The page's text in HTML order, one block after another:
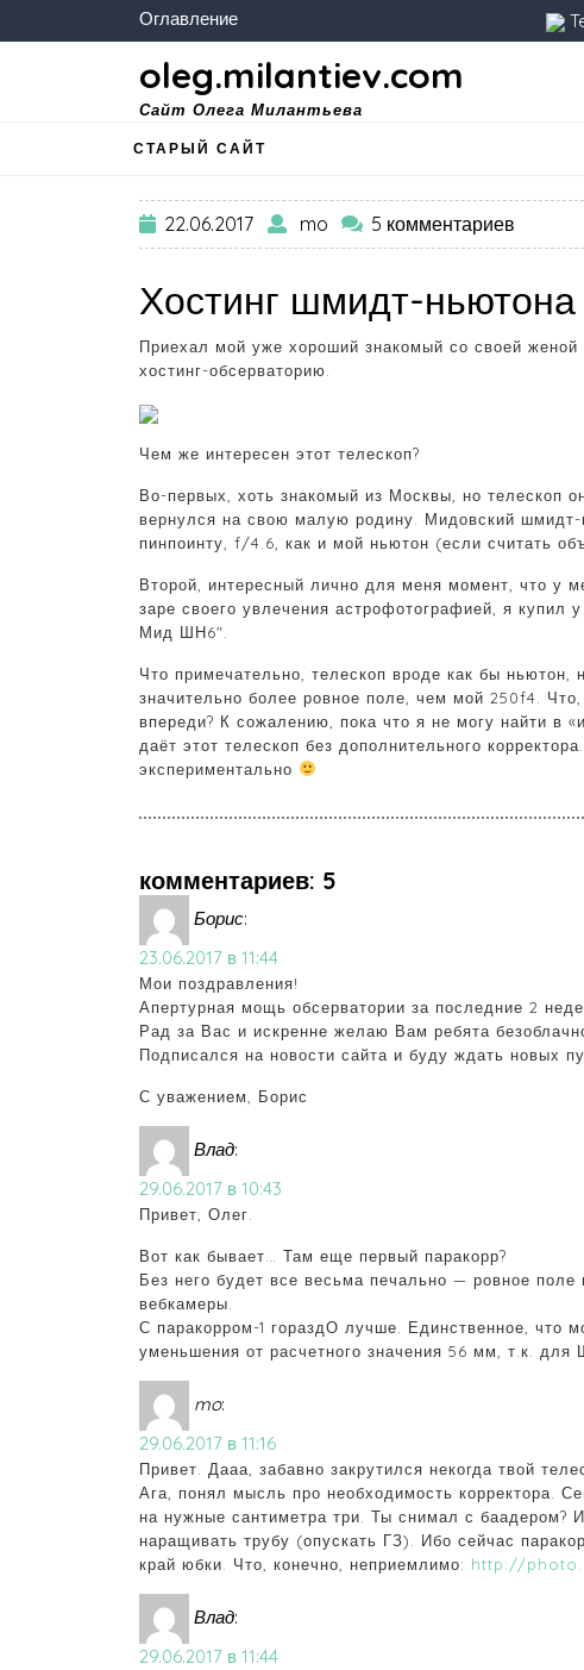
Оглавление
oleg.milantiev.com
Сайт Олега Милантьева
СТАРЫЙ САЙТ
22.06.2017 mo 5 комментариев
Хостинг шмидт-ньютона
Приехал мой уже хороший знакомый со своей
хостинг-обсерваторию.
Чем же интересен этот телескоп?
Во-первых, хоть знакомый из Москвы, но телескоп
вернулся на свою малую родину. Мидовский шмидт-
пинпоинту, f/4.6, как и мой ньютон (если считать
Второй, интересный лично для меня момент, что у
заре своего увлечения астрофотографией, я купил
Мид ШН6″.
Что примечательно, телескоп вроде как бы ньютон,
значительно более ровное поле, чем мой 250f4.
впереди? К сожалению, пока что я не могу найти в
даёт этот телескоп без дополнительного
экспериментально
комментариев: 5
Борис:
23.06.2017 в 11:44
Мои поздравления!
Апертурная мощь обсерватории за последние 2
Рад за Вас и искренне желаю Вам ребята
Подписался на новости сайта и буду ждать новых
С уважением, Борис
Влад:
29.06.2017 в 10:43
Привет, Олег.
Вот как бывает… Там еще первый паракорр?
Без него будет все весьма печально — ровное
вебкамеры.
С паракорром-1 гораздО лучше. Единственное, что
уменьшения от расчетного значения 56 мм, т.к. для
mo:
29.06.2017 в 11:16
Привет. Дааа, забавно закрутился некогда твой
Ага, понял мысль про необходимость корректора.
на нужные сантиметра три. Ты снимал с баадером?
наращивать трубу (опускать ГЗ). Ибо сейчас
край юбки. Что, конечно, неприемлимо: http://
Влад:
29.06.2017 в 11:44